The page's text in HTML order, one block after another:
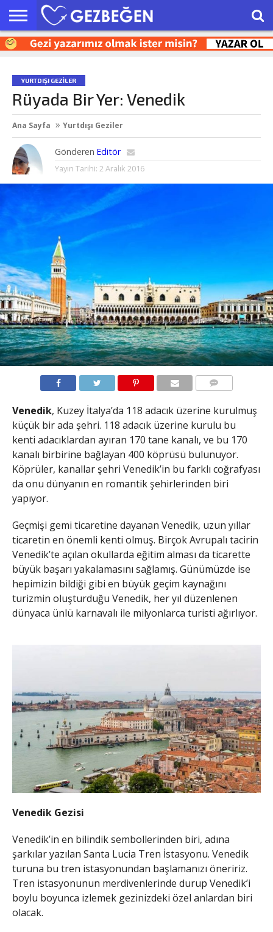
HAKKIMIZDA
EN’LER
GEZI
SEYAHAT
KEŞFET
OTEL
İPUÇLARI
YURTDIŞI GEZILER
Rüyada Bir Yer: Venedik
Ana Sayfa Yurtdışı Geziler
Gönderen Editör
Yayın Tarihi: 2 Aralık 2016
Venedik, Kuzey İtalya’da 118 adacık üzerine kurulmuş
küçük bir ada şehri. 118 adacık üzerine kurulu bu
kenti adacıklardan ayıran 170 tane kanalı, ve bu 170
kanalı birbirine bağlayan 400 köprüsü bulunuyor.
Köprüler, kanallar şehri Venedik’in bu farklı coğrafyası
da onu dünyanın en romantik şehirlerinden biri
yapıyor.
Geçmişi gemi ticaretine dayanan Venedik, uzun yıllar
ticaretin en önemli kenti olmuş. Birçok Avrupalı tacirin
Venedik’te açılan okullarda eğitim alması da ticarette
büyük başarı yakalamasını sağlamış. Günümüzde ise
hepimizin bildiği gibi en büyük geçim kaynağını
turizmin oluşturduğu Venedik, her yıl düzenlenen
dünyaca ünlü karnavalı ile milyonlarca turisti ağırlıyor.
Venedik Gezisi
Venedik’in en bilindik sembollerinden biri, adına
şarkılar yazılan Santa Lucia Tren İstasyonu. Venedik
turuna bu tren istasyonundan başlamanızı öneririz.
Tren istasyonunun merdivenlerinde durup Venedik’i
boylu boyunca izlemek gezinizdeki özel anlardan biri
olacak.